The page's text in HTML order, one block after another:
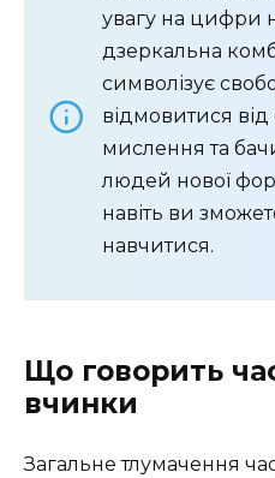
увагу на цифри
дзеркальна
символізує
відмовитися
мислення та
людей нової
навіть ви
навчитися.
Що говорить
вчинки
Загальне тлумачення